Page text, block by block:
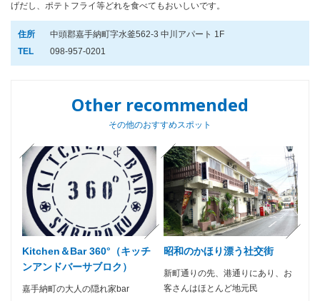
げだし、ポテトフライ等どれを食べてもおいしいです。
住所
中頭郡嘉手納町字水釜562-3 中川アパート 1F
TEL
098-957-0201
Other recommended
その他のおすすめスポット
Kitchen＆Bar 360°（キッチ
ンアンドバーサブロク）
嘉手納町の大人の隠れ家bar
昭和のかほり漂う社交街
新町通りの先、港通りにあり、お
客さんはほとんど地元民